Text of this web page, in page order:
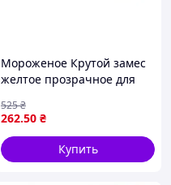
Мороженое Крутой замес
желтое прозрачное для
уникальным вкусом
MONSTERGUM
262.50 ₴
525₴
Купить